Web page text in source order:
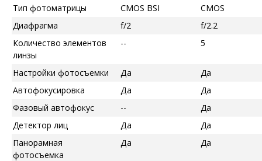
Тип фотоматрицы
CMOS BSI
CMOS
Диафрагма
f/2
f/2.2
Количество элементов
линзы
-- 5
Настройки фотосъемки Да
Да
Автофокусировка
Да
Да
Фазовый автофокус
--
Да
Детектор лиц
Да
Да
Панорамная
фотосъемка
Да Да